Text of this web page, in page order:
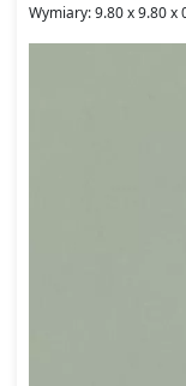
Wymiary: 9.80 x 9.80 x